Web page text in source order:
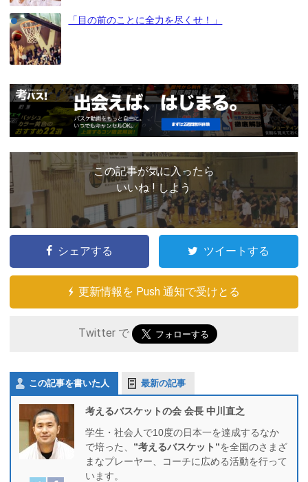
「目の前のことに全力を尽くせ！」
この記事が気に入ったら
いいね ! しよう
シェアする ツイートする
更新情報を Push 通知で受けとる
Twitter で
この記事を書いた人 最新の記事
考えるバスケットの会 会長 中川直之
学生・社会人で10度の日本一を達成するなか
で培った、 ”考えるバスケット”を全国のさまざ
まなプレーヤー、コーチに広める活動を行って
います。